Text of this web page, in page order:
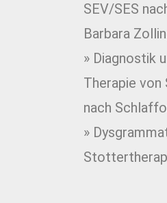
SEV/SES
Barbara
» Diagnostik
Therapie
nach
»